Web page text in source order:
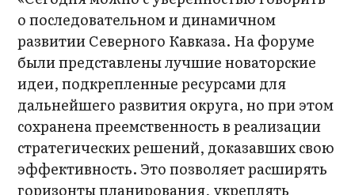
о последовательном и динамичном
развитии Северного Кавказа. На форуме
были представлены лучшие новаторские
идеи, подкрепленные ресурсами для
дальнейшего развития округа, но при этом
сохранена преемственность в реализации
стратегических решений, доказавших свою
эффективность. Это позволяет расширять
горизонты планирования, укреплять